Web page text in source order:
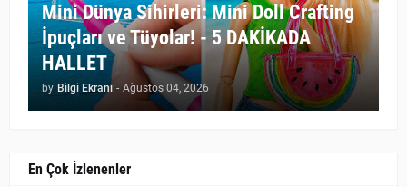
Mini Dünya Sihirleri: Mini Doll Crafting
İpuçları ve Tüyolar! - 5 DAKİKADA
HALLET
by Bilgi Ekranı - Ağustos 04, 2026
En Çok İzlenenler